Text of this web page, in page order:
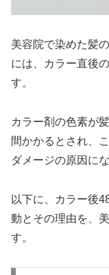
美容院で染めた髪
には、カラー直後
す。
カラー剤の色素が
間かかるとされ、
ダメージの原因にな
以下に、カラー後
動とその理由を、
す。